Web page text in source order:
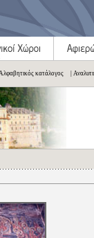
Αλφαβητικός κατάλογος |